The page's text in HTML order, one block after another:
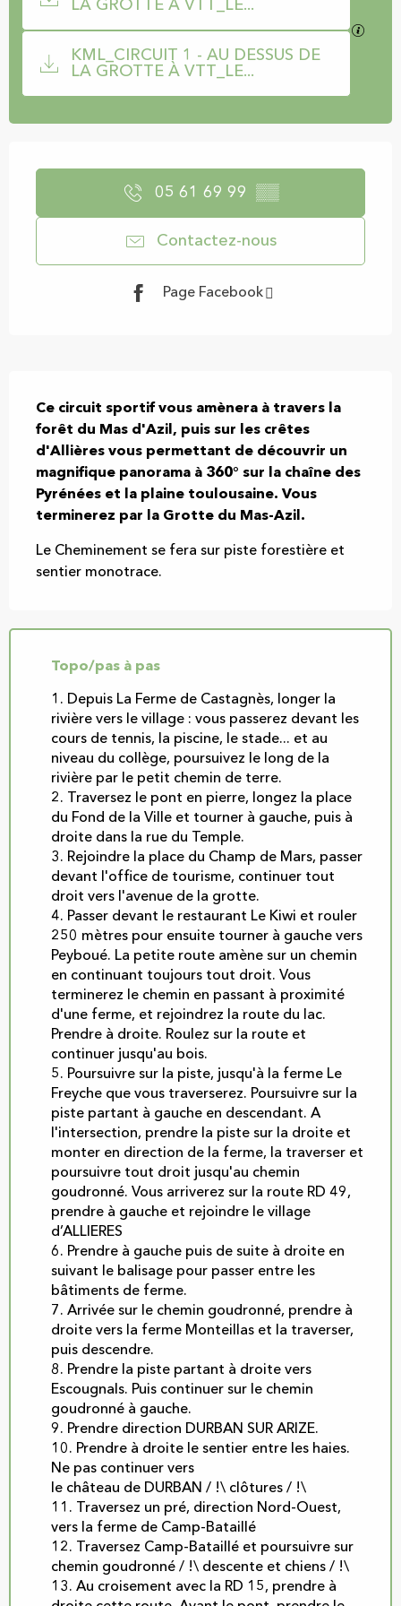
LA GROTTE À VTT_LE...
KML_CIRCUIT 1 - AU DESSUS DE
LA GROTTE À VTT_LE...
05 61 69 99 ▒▒
Contactez-nous
Page Facebook
Ce circuit sportif vous amènera à travers la
forêt du Mas d'Azil, puis sur les crêtes
d'Allières vous permettant de découvrir un
magnifique panorama à 360° sur la chaîne des
Pyrénées et la plaine toulousaine. Vous
terminerez par la Grotte du Mas-Azil.
Le Cheminement se fera sur piste forestière et
sentier monotrace.
Topo/pas à pas
1. Depuis La Ferme de Castagnès, longer la
rivière vers le village : vous passerez devant les
cours de tennis, la piscine, le stade... et au
niveau du collège, poursuivez le long de la
rivière par le petit chemin de terre.
2. Traversez le pont en pierre, longez la place
du Fond de la Ville et tourner à gauche, puis à
droite dans la rue du Temple.
3. Rejoindre la place du Champ de Mars, passer
devant l'office de tourisme, continuer tout
droit vers l'avenue de la grotte.
4. Passer devant le restaurant Le Kiwi et rouler
250 mètres pour ensuite tourner à gauche vers
Peyboué. La petite route amène sur un chemin
en continuant toujours tout droit. Vous
terminerez le chemin en passant à proximité
d'une ferme, et rejoindrez la route du lac.
Prendre à droite. Roulez sur la route et
continuer jusqu'au bois.
5. Poursuivre sur la piste, jusqu'à la ferme Le
Freyche que vous traverserez. Poursuivre sur la
piste partant à gauche en descendant. A
l'intersection, prendre la piste sur la droite et
monter en direction de la ferme, la traverser et
poursuivre tout droit jusqu'au chemin
goudronné. Vous arriverez sur la route RD 49,
prendre à gauche et rejoindre le village
d’ALLIERES
6. Prendre à gauche puis de suite à droite en
suivant le balisage pour passer entre les
bâtiments de ferme.
7. Arrivée sur le chemin goudronné, prendre à
droite vers la ferme Monteillas et la traverser,
puis descendre.
8. Prendre la piste partant à droite vers
Escougnals. Puis continuer sur le chemin
goudronné à gauche.
9. Prendre direction DURBAN SUR ARIZE.
10. Prendre à droite le sentier entre les haies.
Ne pas continuer vers
le château de DURBAN / !\ clôtures / !\
11. Traversez un pré, direction Nord-Ouest,
vers la ferme de Camp-Bataillé
12. Traversez Camp-Bataillé et poursuivre sur
chemin goudronné / !\ descente et chiens / !\
13. Au croisement avec la RD 15, prendre à